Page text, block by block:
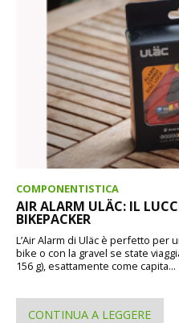
COMPONENTISTICA
AIR ALARM ULÄC: IL
BIKEPACKER
L’Air Alarm di Uläc è perfetto per
bike o con la gravel se state
156 g), esattamente come capita...
CONTINUA A LEGGERE